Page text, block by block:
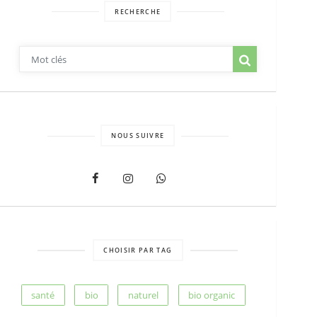
RECHERCHE
NOUS SUIVRE
CHOISIR PAR TAG
santé bio naturel bio organic